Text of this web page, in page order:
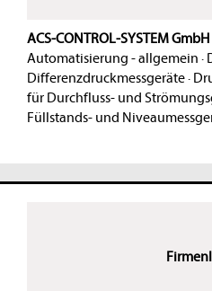
ACS-CONTROL-SYSTEM GmbH
Automatisierung - allgemein ·
Differenzdruckmessgeräte·
für Durchfluss- und
Füllstands- und